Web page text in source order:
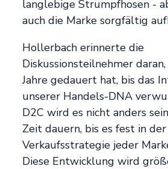
langlebige Strumpfhosen -
auch die Marke sorgfältig
Hollerbach erinnerte die
Diskussionsteilnehmer
Jahre gedauert hat, bis das
unserer Handels-DNA
D2C wird es nicht anders
Zeit dauern, bis es fest in der
Verkaufsstrategie jeder
Diese Entwicklung wird